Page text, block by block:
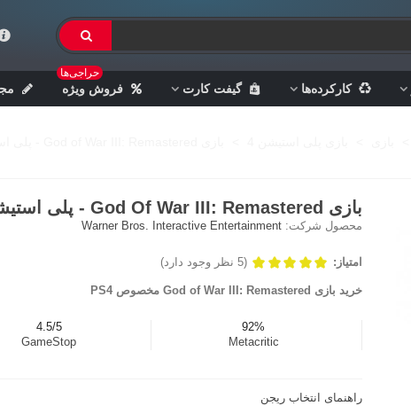
کارکرده‌ها گیفت کارت فروش ویژه
حراجی‌ها
بازی God Of War III: Remastered - پلی استیشن 4
محصول شرکت: Warner Bros. Interactive Entertainment
امتیاز: (5 نظر وجود دارد)
خرید بازی God of War III: Remastered مخصوص PS4
92%
Metacritic
4.5/5
GameStop
راهنمای انتخاب ریجن